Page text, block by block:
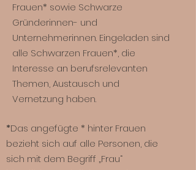
Frauen* sowie Schwarze
Gründerinnen- und
Unternehmerinnen. Eingeladen sind
alle Schwarzen Frauen*, die
Interesse an berufsrelevanten
Themen, Austausch und
Vernetzung haben.
*Das angefügte * hinter Frauen
bezieht sich auf alle Personen, die
sich mit dem Begriff „Frau“